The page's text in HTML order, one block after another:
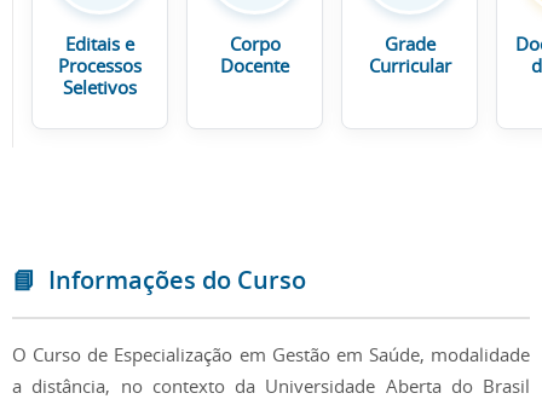
Editais e
Processos
Seletivos
Corpo
Docente
Grade
Curricular
📘 Informações do Curso
O Curso de Especialização em Gestão em Saúde, modalidade
a distância, no contexto da Universidade Aberta do Brasil